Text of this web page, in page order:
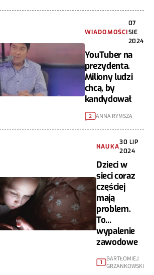
WIADOMOŚCI
07
SIE
2024
YouTuber na
prezydenta.
Miliony ludzi
chcą, by
kandydował
2 ANNA RYMSZA
NAUKA
30 LIP
2024
Dzieci w
sieci coraz
częściej
mają
problem.
To...
wypalenie
zawodowe
1
BARTŁOMIEJ
GRZANKOWSKI